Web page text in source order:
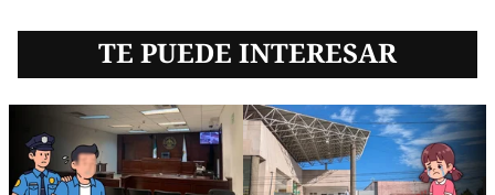
TE PUEDE INTERESAR